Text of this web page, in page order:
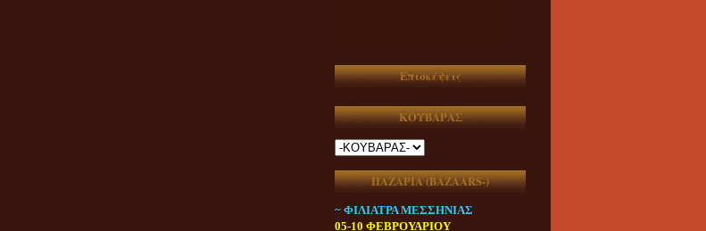
Επισκέψεις
ΚΟΥΒΑΡΑΣ
ΠΑΖΑΡΙΑ (ΒAZAARS-)
~ ΦΙΛΙΑΤΡΑ ΜΕΣΣΗΝΙΑΣ
05-10 ΦΕΒΡΟΥΑΡΙΟΥ